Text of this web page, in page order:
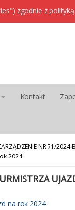
zgodnie z
Kontakt
NR 71/2024
2024
na rok 2024